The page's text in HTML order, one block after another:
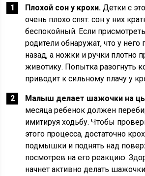
Плохой сон у крохи. Детки с
очень плохо спят: сон у них
беспокойный. Если
родители обнаружат, что у него
назад, а ножки и ручки плотно
животику. Попытка разогнуть
приводит к сильному плачу у
Малыш делает шажочки на
месяца ребенок должен
имитируя ходьбу. Чтобы
этого процесса, достаточно
подмышки и поднять над
посмотрев на его реакцию.
начнет активно делать